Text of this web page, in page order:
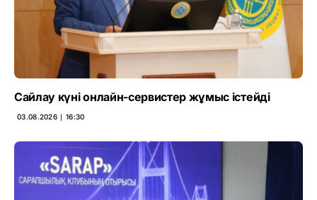
Сайлау күні онлайн-сервистер жұмыс істейді
03.08.2026 ∣ 16:30